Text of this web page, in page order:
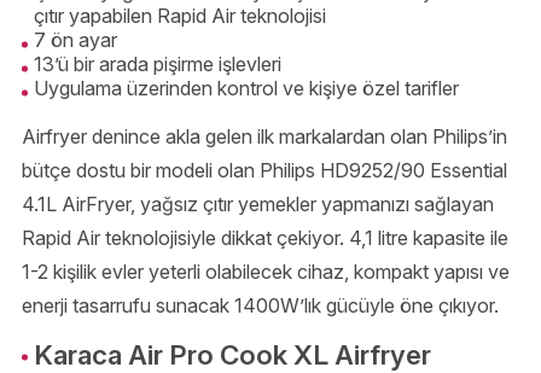
çıtır yapabilen Rapid Air teknolojisi
7 ön ayar
13’ü bir arada pişirme işlevleri
Uygulama üzerinden kontrol ve kişiye özel tarifler
Airfryer denince akla gelen ilk markalardan olan Philips’in
bütçe dostu bir modeli olan Philips HD9252/90 Essential
4.1L AirFryer, yağsız çıtır yemekler yapmanızı sağlayan
Rapid Air teknolojisiyle dikkat çekiyor. 4,1 litre kapasite ile
1-2 kişilik evler yeterli olabilecek cihaz, kompakt yapısı ve
enerji tasarrufu sunacak 1400W’lık gücüyle öne çıkıyor.
Karaca Air Pro Cook XL Airfryer